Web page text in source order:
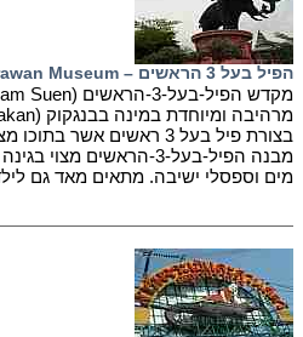
הפיל בעל 3 הראשים – Erawan Museum
בצורת פיל בעל 3 ראשים אשר
מבנה הפיל-בעל-3-הראשים
מים וספסלי ישיבה. מתאים מאד גם